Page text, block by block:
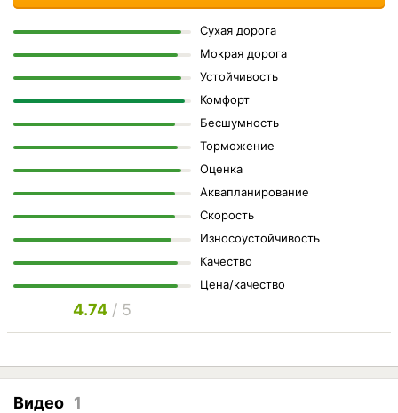
Сухая дорога
Мокрая дорога
Устойчивость
Комфорт
Бесшумность
Торможение
Оценка
Аквапланирование
Скорость
Износоустойчивость
Качество
Цена/качество
4.74 / 5
Видео 1